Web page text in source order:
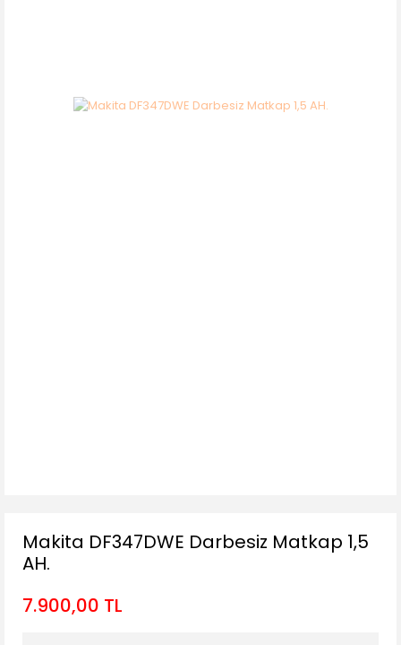
Makita DF347DWE Darbesiz Matkap 1,5
AH.
7.900,00 TL